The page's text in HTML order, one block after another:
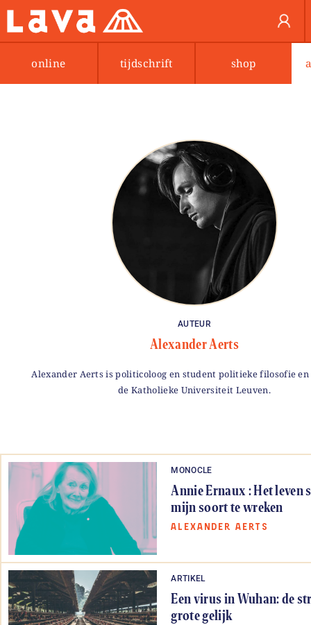
online tijdschrift shop
AUTEUR
Alexander Aerts
Alexander Aerts is politicoloog en student politieke filosofie en
de Katholieke Universiteit Leuven.
MONOCLE
Annie Ernaux : Het leven
mijn soort te wreken
ALEXANDER AERTS
ARTIKEL
Een virus in Wuhan: de
grote gelijk